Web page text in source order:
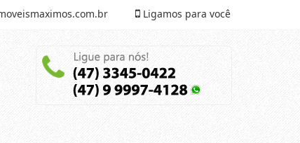
Ligamos para você